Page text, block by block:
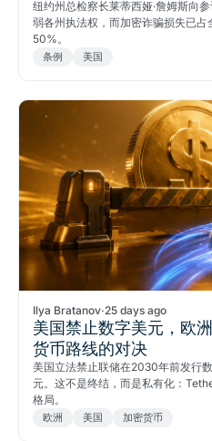
纽约州总检察长莱蒂西娅·詹姆斯向
弱各州执法权，而加密诈骗损失已
50%。
条例 美国
Ilya Bratanov·25 days ago
美国禁止数字美元，欧
货币路线的对决
美国立法禁止联储在2030年前发行
元。这不是终结，而是私有化：
格局。
欧洲 美国 加密货币